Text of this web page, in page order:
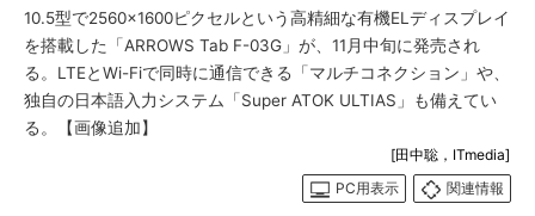
10.5型で2560×1600ピクセルという高精細な有機ELディスプレイ
を搭載した「ARROWS Tab F-03G」が、11月中旬に発売され
る。LTEとWi-Fiで同時に通信できる「マルチコネクション」や、
独自の日本語入力システム「Super ATOK ULTIAS」も備えてい
る。【画像追加】
[田中聡，ITmedia]
PC用表示
関連情報